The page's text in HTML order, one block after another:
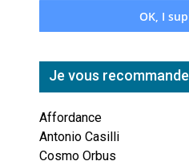
Je vous recommande
Affordance
Antonio Casilli
Cosmo Orbus